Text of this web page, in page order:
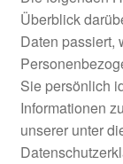
Überblick
Daten passiert,
Sie persönlich
Informationen
unserer unter